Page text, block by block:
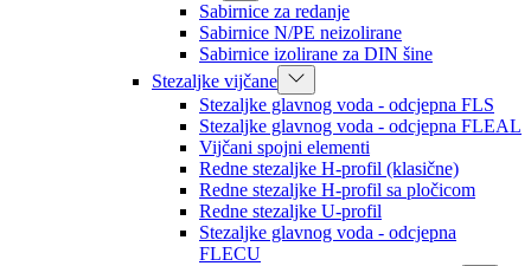
Sabirnice za redanje
Sabirnice N/PE neizolirane
Sabirnice izolirane za DIN šine
Stezaljke vijčane
Stezaljke glavnog voda - odcjepna FLS
Stezaljke glavnog voda - odcjepna FLEAL
Vijčani spojni elementi
Redne stezaljke H-profil (klasične)
Redne stezaljke H-profil sa pločicom
Redne stezaljke U-profil
Stezaljke glavnog voda - odcjepna
FLECU